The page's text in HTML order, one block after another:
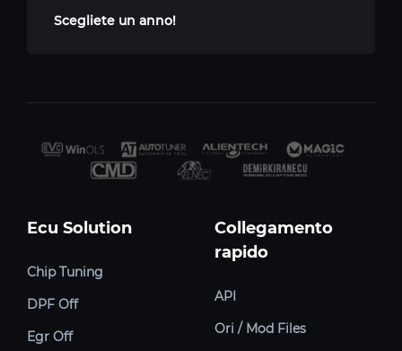
Scegliete un anno!
Ecu Solution
Chip Tuning
DPF Off
Egr Off
Collegamento
rapido
API
Ori / Mod Files